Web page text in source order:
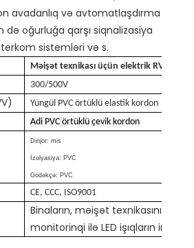
avadanlıq və avtomatlaşdırma
də oğurluğa qarşı siqnalizasiya
sistemləri və s.
Məişət texnikası üçün elektrik RVV
300/500V
Yüngül PVC örtüklü elastik kordon
Adi PVC örtüklü çevik kordon
Dirijor: mis
İzolyasiya: PVC
Gödəkçə: PVC
CE, CCC, ISO9001
Binaların, məişət texnikasının,
monitorinqi ilə LED işıqların